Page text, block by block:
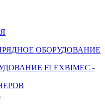
ОБОРУДОВАНИЕ
FLEXBIMEC -